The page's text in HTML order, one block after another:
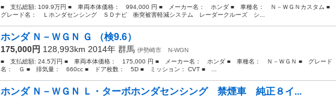
■ 支払総額: 109.9万円 ■ 車両本体価格： 994,000 円 ■ メーカー名： ホンダ ■ 車種名： Ｎ－ＷＧＮカスタム ■
グレード名： Ｌホンダセンシング ＳＤナビ 衝突被害軽減システム レーダークルーズ シ...
ホンダ Ｎ－ＷＧＮ Ｇ （検9.6）
175,000円 128,993km 2014年 群馬 伊勢崎市
N-WGN
■ 支払総額: 24.5万円 ■ 車両本体価格： 175,000 円 ■ メーカー名： ホンダ ■ 車種名： Ｎ－ＷＧＮ ■ グレード
名： Ｇ ■ 排気量： 660cc ■ ドア枚数： 5D ■ ミッション： CVT ■ ...
ホンダ Ｎ－ＷＧＮ Ｌ・ターボホンダセンシング 禁煙車 純正８イ...